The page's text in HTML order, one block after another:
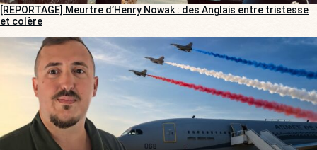
[REPORTAGE] Meurtre d’Henry Nowak : des Anglais entre tristesse
et colère